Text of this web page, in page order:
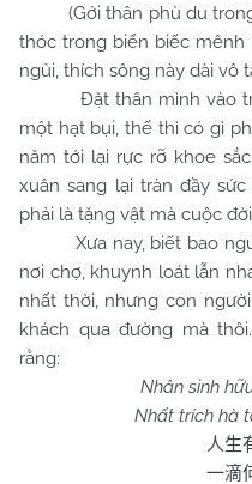
(Gởi thân phù du trong
thóc trong biển biếc
ngủi, thích sông này dài vô
Đặt thân mình vào
một hạt bụi, thế thì có gì
năm tới lại rực rỡ khoe
xuân sang lại tràn đầy
phải là tặng vật mà cuộc
Xưa nay, biết bao
nơi chợ, khuynh loát lẫn
nhất thời, nhưng con
khách qua đường mà
rằng:
Nhân sinh
Nhất trích hà
人生
一滴